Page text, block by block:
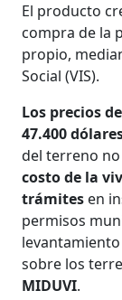
El producto
compra de la
propio,
Social (VIS).
Los precios
47.400
del terreno
costo de la
trámites en
permisos
sobre los
MIDUVI.